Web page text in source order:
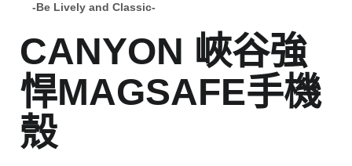
-Be Lively and Classic-
CANYON 峽谷強
悍MAGSAFE手機
殼